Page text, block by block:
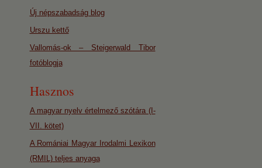
Új népszabadság blog
Urszu kettő
Vallomás-ok – Steigerwald Tibor
fotóblogja
Hasznos
A magyar nyelv értelmező szótára (I-
VII. kötet)
A Romániai Magyar Irodalmi Lexikon
(RMIL) teljes anyaga